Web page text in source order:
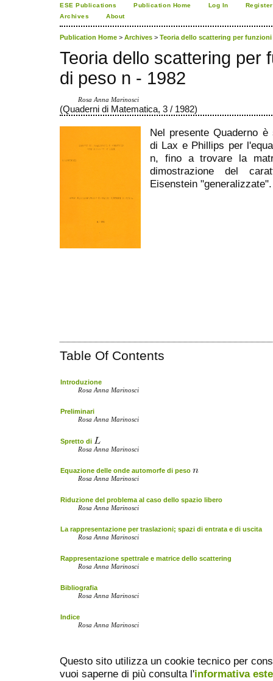
ESE Publications Publication Home Log In
Register
Archives
About
Publication Home > Archives > Teoria dello scattering per
Teoria dello scattering per
di peso n - 1982
Rosa Anna Marinosci
(Quaderni di Matematica, 3 / 1982)
Nel presente Quaderno
di Lax e Phillips per
n, fino a trovare la
dimostrazione del
Eisenstein "generalizzate".
Table Of Contents
Introduzione
Rosa Anna Marinosci
Preliminari
Rosa Anna Marinosci
Spretto di
Rosa Anna Marinosci
Equazione delle onde automorfe di peso
Rosa Anna Marinosci
Riduzione del problema al caso dello spazio libero
Rosa Anna Marinosci
La rappresentazione per traslazioni; spazi di entrata e di uscita
Rosa Anna Marinosci
Rappresentazione spettrale e matrice dello scattering
Rosa Anna Marinosci
Bibliografia
Rosa Anna Marinosci
Indice
Rosa Anna Marinosci
Questo sito utilizza un cookie tecnico per
vuoi saperne di più consulta l'informativa